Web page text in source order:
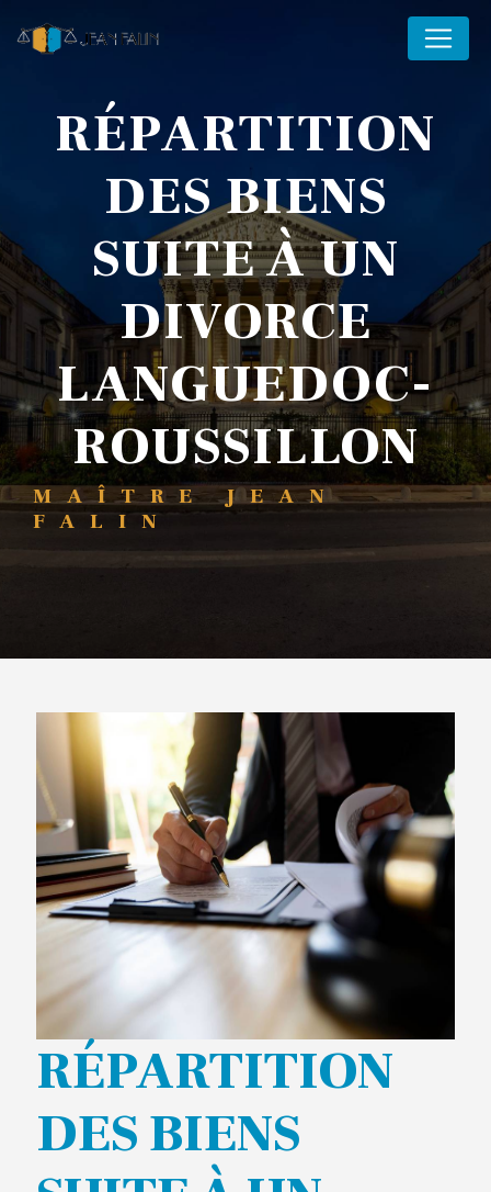
RÉPARTITION
DES BIENS
SUITE À UN
DIVORCE
LANGUEDOC-
ROUSSILLON
MAÎTRE JEAN
FALIN
RÉPARTITION
DES BIENS